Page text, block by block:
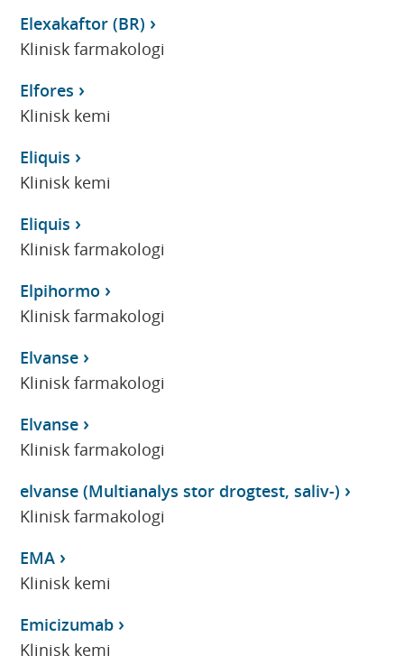
Elexakaftor (BR)
Klinisk farmakologi
Elfores
Klinisk kemi
Eliquis
Klinisk kemi
Eliquis
Klinisk farmakologi
Elpihormo
Klinisk farmakologi
Elvanse
Klinisk farmakologi
Elvanse
Klinisk farmakologi
elvanse (Multianalys stor drogtest, saliv-)
Klinisk farmakologi
EMA
Klinisk kemi
Emicizumab
Klinisk kemi